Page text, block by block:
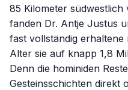
85 Kilometer südwestlich
fanden Dr. Antje Justus
fast vollständig
Alter sie auf knapp 1,8
Denn die hominiden
Gesteinsschichten direkt